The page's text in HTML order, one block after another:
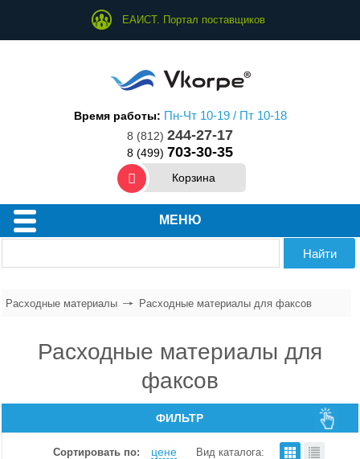
ЕАИСТ. Портал поставщиков
Время работы: Пн-Чт 10-19 / Пт 10-18
8 (812) 244-27-17
8 (499) 703-30-35
Корзина
МЕНЮ
Расходные материалы Расходные материалы для факсов
Расходные материалы для
факсов
ФИЛЬТР
Сортировать по: цене Вид каталога: